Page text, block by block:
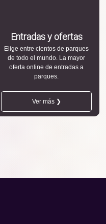
Entradas y ofertas
Elige entre cientos de parques
de todo el mundo. La mayor
oferta online de entradas a
parques.
Ver más ❯